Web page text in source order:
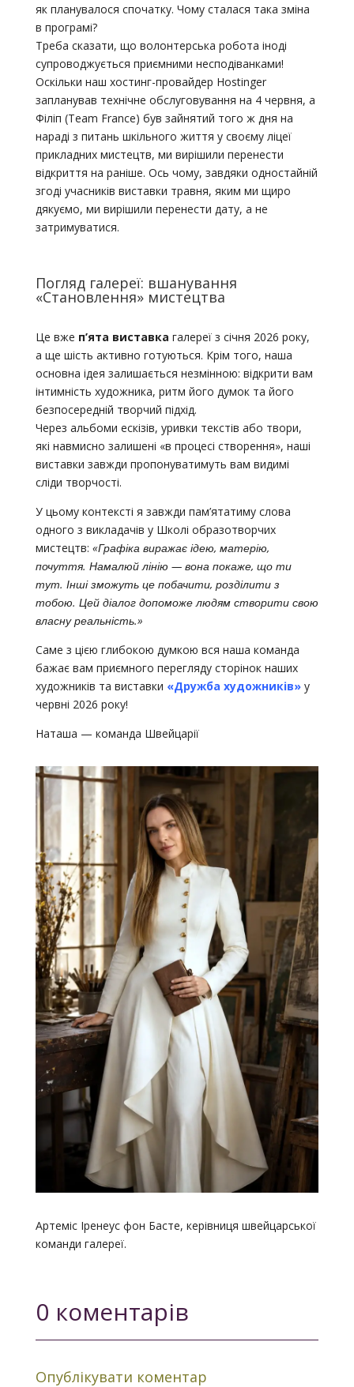
як планувалося спочатку. Чому сталася така зміна
в програмі?
Треба сказати, що волонтерська робота іноді
супроводжується приємними несподіванками!
Оскільки наш хостинг-провайдер Hostinger
запланував технічне обслуговування на 4 червня, а
Філіп (Team France) був зайнятий того ж дня на
нараді з питань шкільного життя у своєму ліцеї
прикладних мистецтв, ми вирішили перенести
відкриття на раніше. Ось чому, завдяки одностайній
згоді учасників виставки травня, яким ми щиро
дякуємо, ми вирішили перенести дату, а не
затримуватися.
Погляд галереї: вшанування
«Становлення» мистецтва
Це вже п’ята виставка галереї з січня 2026 року,
а ще шість активно готуються. Крім того, наша
основна ідея залишається незмінною: відкрити вам
інтимність художника, ритм його думок та його
безпосередній творчий підхід.
Через альбоми ескізів, уривки текстів або твори,
які навмисно залишені «в процесі створення», наші
виставки завжди пропонуватимуть вам видимі
сліди творчості.
У цьому контексті я завжди пам’ятатиму слова
одного з викладачів у Школі образотворчих
мистецтв: «Графіка виражає ідею, матерію,
почуття. Намалюй лінію — вона покаже, що ти
тут. Інші зможуть це побачити, розділити з
тобою. Цей діалог допоможе людям створити свою
власну реальність.»
Саме з цією глибокою думкою вся наша команда
бажає вам приємного перегляду сторінок наших
художників та виставки «Дружба художників»у
червні 2026 року!
Наташа — команда Швейцарії
Артеміс Іренеус фон Басте, керівниця швейцарської
команди галереї.
0 коментарів
Опублікувати коментар